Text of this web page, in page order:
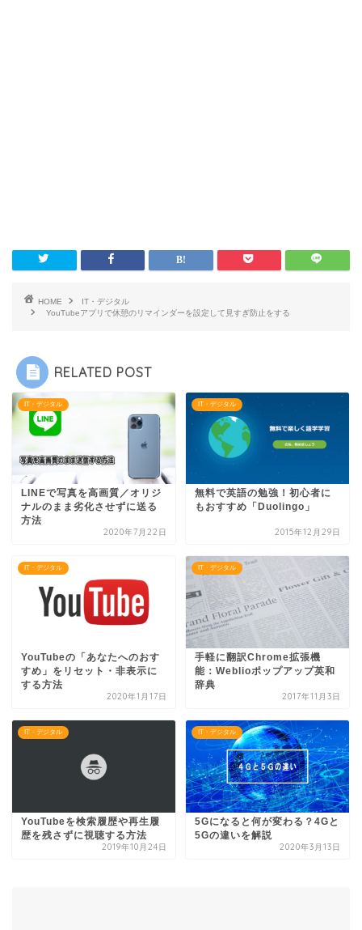
HOME
IT・デジタル
YouTubeアプリで休憩のリマインダーを設定して見すぎ防止をする
RELATED POST
IT・デジタル
LINEで写真を高画質／オリジ
ナルのまま劣化させずに送る
方法
2020年7月22日
IT・デジタル
無料で英語の勉強！初心者に
もおすすめ「Duolingo」
2015年12月29日
IT・デジタル
YouTubeの「あなたへのおす
すめ」をリセット・非表示に
する方法
2020年1月17日
IT・デジタル
手軽に翻訳Chrome拡張機
能：Weblioポップアップ英和
辞典
2017年11月3日
IT・デジタル
YouTubeを検索履歴や再生履
歴を残さずに視聴する方法
2019年10月24日
IT・デジタル
5Gになると何が変わる？4Gと
5Gの違いを解説
2020年3月13日